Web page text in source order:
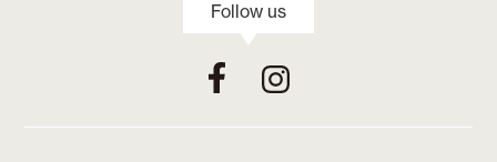
Follow us